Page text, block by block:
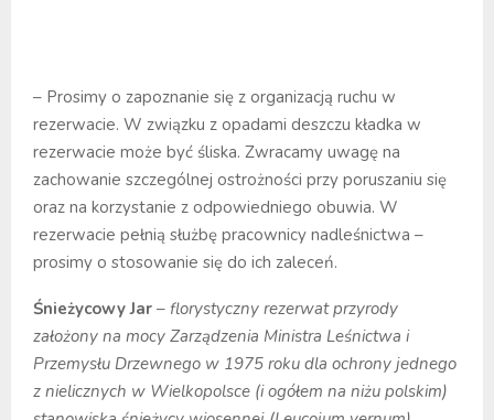
– Prosimy o zapoznanie się z organizacją ruchu w
rezerwacie. W związku z opadami deszczu kładka w
rezerwacie może być śliska. Zwracamy uwagę na
zachowanie szczególnej ostrożności przy poruszaniu się
oraz na korzystanie z odpowiedniego obuwia. W
rezerwacie pełnią służbę pracownicy nadleśnictwa –
prosimy o stosowanie się do ich zaleceń.
Śnieżycowy Jar – florystyczny rezerwat przyrody
założony na mocy Zarządzenia Ministra Leśnictwa i
Przemysłu Drzewnego w 1975 roku dla ochrony jednego
z nielicznych w Wielkopolsce (i ogółem na niżu polskim)